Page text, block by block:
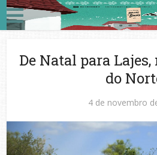
De Natal para
do
4 de novembro